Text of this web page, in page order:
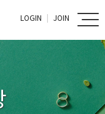
LOGIN JOIN